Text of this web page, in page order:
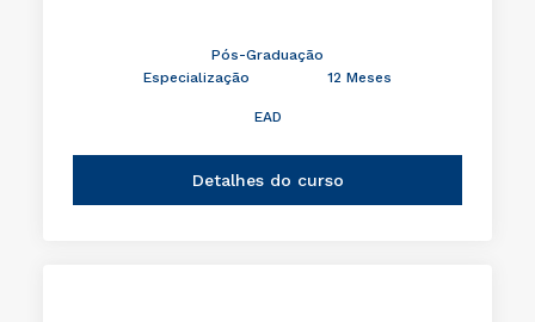
Pós-Graduação
Especialização
12 Meses
EAD
Detalhes do curso